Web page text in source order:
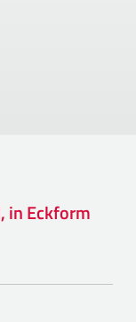
in Eckform